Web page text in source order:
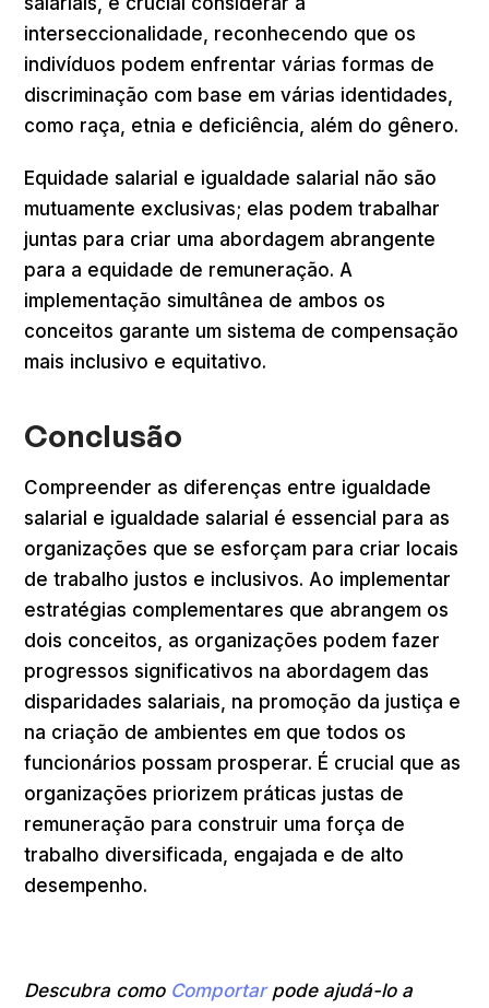
interseccionalidade, reconhecendo que os
indivíduos podem enfrentar várias formas de
discriminação com base em várias identidades,
como raça, etnia e deficiência, além do gênero.
Equidade salarial e igualdade salarial não são
mutuamente exclusivas; elas podem trabalhar
juntas para criar uma abordagem abrangente
para a equidade de remuneração. A
implementação simultânea de ambos os
conceitos garante um sistema de compensação
mais inclusivo e equitativo.
Conclusão
Compreender as diferenças entre igualdade
salarial e igualdade salarial é essencial para as
organizações que se esforçam para criar locais
de trabalho justos e inclusivos. Ao implementar
estratégias complementares que abrangem os
dois conceitos, as organizações podem fazer
progressos significativos na abordagem das
disparidades salariais, na promoção da justiça e
na criação de ambientes em que todos os
funcionários possam prosperar. É crucial que as
organizações priorizem práticas justas de
remuneração para construir uma força de
trabalho diversificada, engajada e de alto
desempenho.
Descubra comoComportarpode ajudá-lo a